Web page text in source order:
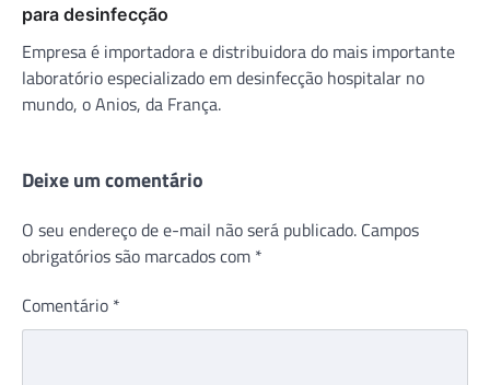
para desinfecção
Empresa é importadora e distribuidora do mais importante
laboratório especializado em desinfecção hospitalar no
mundo, o Anios, da França.
Deixe um comentário
O seu endereço de e-mail não será publicado. Campos
obrigatórios são marcados com *
Comentário *